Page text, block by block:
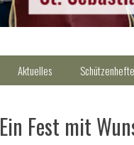
Aktuelles Schützenhefte
Ein Fest mit